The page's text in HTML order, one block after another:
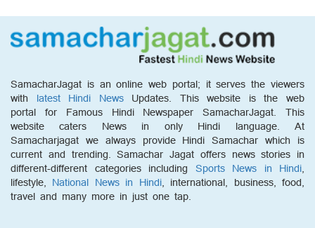
SamacharJagat is an online web portal; it serves the viewers
with latest Hindi NewsUpdates. This website is the web
portal for Famous Hindi Newspaper SamacharJagat. This
website caters News in only Hindi language. At
Samacharjagat we always provide Hindi Samachar which is
current and trending. Samachar Jagat offers news stories in
different-different categories including Sports News in Hindi,
lifestyle, National News in Hindi, international, business, food,
travel and many more in just one tap.